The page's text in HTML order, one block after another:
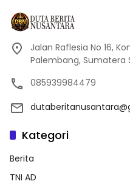
Jalan Raflesia No 16,
Palembang, Sumatera
085939984479
Kategori
Berita
TNI AD